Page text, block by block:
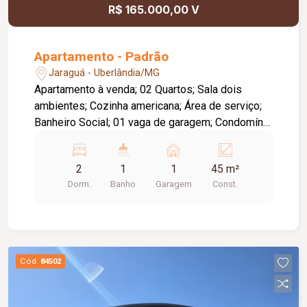
R$ 165.000,00 V
Apartamento - Padrão
Jaraguá - Uberlândia/MG
Apartamento à venda; 02 Quartos; Sala dois
ambientes; Cozinha americana; Área de serviço;
Banheiro Social; 01 vaga de garagem; Condomínio
quadra, playground, salão de festas.
2
Dorm.
1
Banho
1
Garagem
45 m²
Const.
Cód. 84502